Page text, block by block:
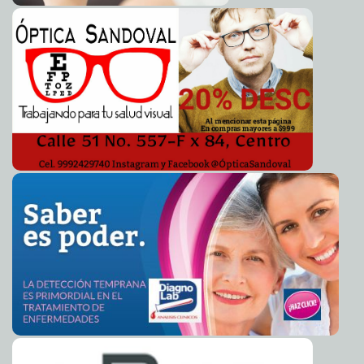
2014-10-20 05:18:42 Escoltas de alcalde de Coahuila lideraban crimen
organizado
2014-10-20 05:15:55 Líder priísta pide asilo en EE.UU por amenazas del
narco Eduardo Ignacio Ramos Pérez
2014-10-20 05:13:23 Bejarano callará sobre Alcalde de Iguala: Recibe
amenazas Eduardo Ignacio Ramos Pérez
2014-10-20 05:10:42 Mata a su hija porque no dejaba de llorar Carmen Alicia
Briceño Sánchez
2014-10-19 18:51:45 Se reúne Enrique Solana con ex presidentes de la
Canaco Mérida Elena Martin
2014-10-19 18:42:42 Arquitectura revela auge económico de la zona Puuc
Ariel Martín
2014-10-19 18:38:56 El Gobernador Rolando Zapata Bello visita la Expoferia
del Comercio 2014. Valeria Fernández
2014-10-19 18:35:35 Inicia formalmente trabajo el Observatorio Mexicano de
Responsabilidad Social Universitaria (OMERSU) Osvaldo Chávez
Rosa Adriana Díaz Lizama organiza una gira de trabajo
para alcaldes y presidentas del DIF Kamila López
2014-10-19 18:27:35 Rock circense en la Escena Yucateca del FICMaya 2014
Elena Martin
2014-10-19 18:22:29 Octogenaria de Maxcanú, feliz por tener ya un lugar
seguro para vivir Ariel Martín
Se suicida joven que asesinó a su padre